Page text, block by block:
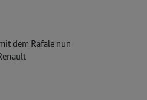
dem Rafale nun